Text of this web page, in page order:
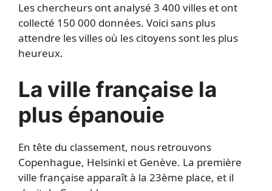
Les chercheurs ont analysé 3 400 villes et ont
collecté 150 000 données. Voici sans plus
attendre les villes où les citoyens sont les plus
heureux.
La ville française la
plus épanouie
En tête du classement, nous retrouvons
Copenhague, Helsinki et Genève. La première
ville française apparaît à la 23ème place, et il